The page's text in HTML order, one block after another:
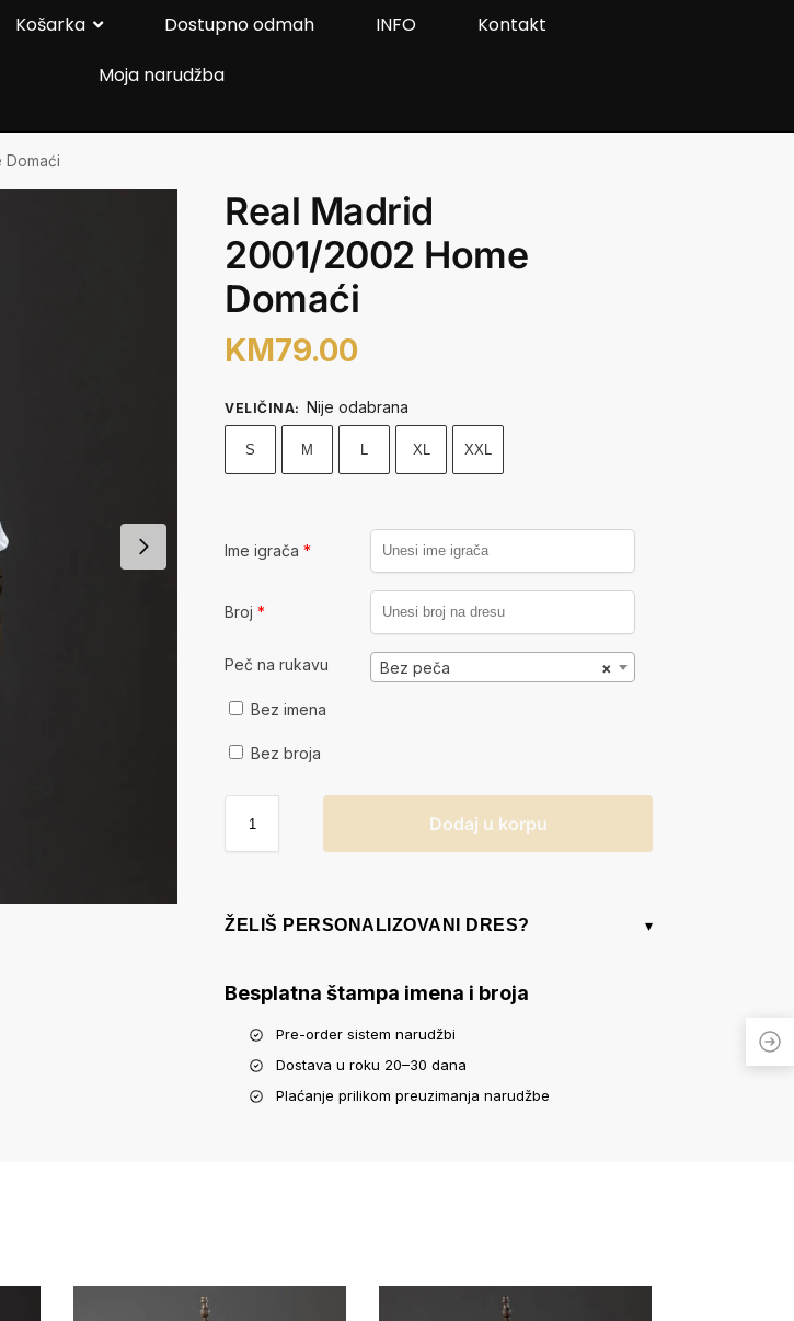
Košarka Dostupno odmah INFO
Kontakt
Moja narudžba
Domaći
Real Madrid
2001/2002 Home
Domaći
KM79.00
VELIČINA: Nije odabrana
S M L XL XXL
Ime igrača*
Broj*
Peč na rukavu ×
Bez peča
Bez imena
Bez broja
Dodaj u korpu
ŽELIŠ PERSONALIZOVANI DRES? ▾
Besplatna štampa imena i broja
Pre-order sistem narudžbi
Dostava u roku 20–30 dana
Plaćanje prilikom preuzimanja narudžbe